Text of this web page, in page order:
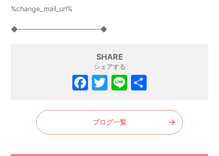
%change_mail_url%
◆————————————◆
SHARE
シェアする
F
c
e
T
itt
er
Li
e
ブログ一覧